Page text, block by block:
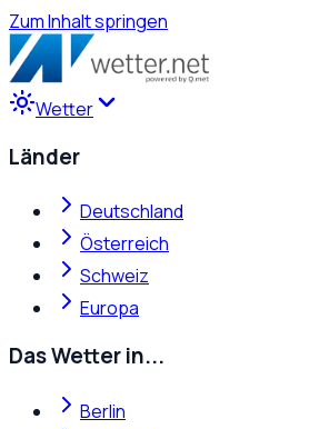
Zum Inhalt springen
Wetter
Länder
Deutschland
Österreich
Schweiz
Europa
Das Wetter in...
Berlin